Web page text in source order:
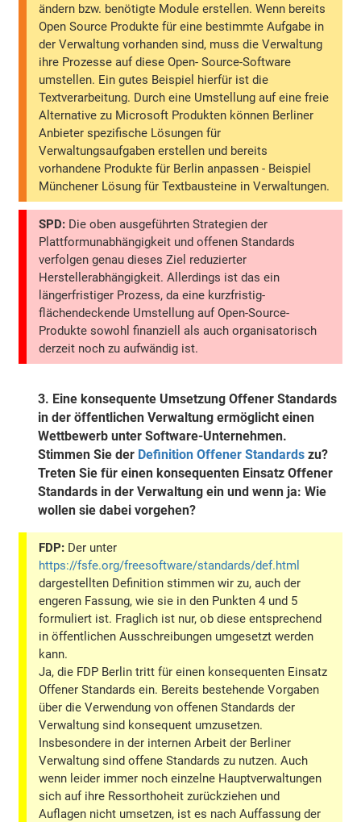
ändern bzw. benötigte Module erstellen. Wenn bereits
Open Source Produkte für eine bestimmte Aufgabe in
der Verwaltung vorhanden sind, muss die Verwaltung
ihre Prozesse auf diese Open- Source-Software
umstellen. Ein gutes Beispiel hierfür ist die
Textverarbeitung. Durch eine Umstellung auf eine freie
Alternative zu Microsoft Produkten können Berliner
Anbieter spezifische Lösungen für
Verwaltungsaufgaben erstellen und bereits
vorhandene Produkte für Berlin anpassen - Beispiel
Münchener Lösung für Textbausteine in Verwaltungen.
SPD: Die oben ausgeführten Strategien der
Plattformunabhängigkeit und offenen Standards
verfolgen genau dieses Ziel reduzierter
Herstellerabhängigkeit. Allerdings ist das ein
längerfristiger Prozess, da eine kurzfristig-
flächendeckende Umstellung auf Open-Source-
Produkte sowohl finanziell als auch organisatorisch
derzeit noch zu aufwändig ist.
3. Eine konsequente Umsetzung Offener Standards
in der öffentlichen Verwaltung ermöglicht einen
Wettbewerb unter Software-Unternehmen.
Stimmen Sie der Definition Offener Standards zu?
Treten Sie für einen konsequenten Einsatz Offener
Standards in der Verwaltung ein und wenn ja: Wie
wollen sie dabei vorgehen?
FDP: Der unter
https://fsfe.org/freesoftware/standards/def.html
dargestellten Definition stimmen wir zu, auch der
engeren Fassung, wie sie in den Punkten 4 und 5
formuliert ist. Fraglich ist nur, ob diese entsprechend
in öffentlichen Ausschreibungen umgesetzt werden
kann.
Ja, die FDP Berlin tritt für einen konsequenten Einsatz
Offener Standards ein. Bereits bestehende Vorgaben
über die Verwendung von offenen Standards der
Verwaltung sind konsequent umzusetzen.
Insbesondere in der internen Arbeit der Berliner
Verwaltung sind offene Standards zu nutzen. Auch
wenn leider immer noch einzelne Hauptverwaltungen
sich auf ihre Ressorthoheit zurückziehen und
Auflagen nicht umsetzen, ist es nach Auffassung der